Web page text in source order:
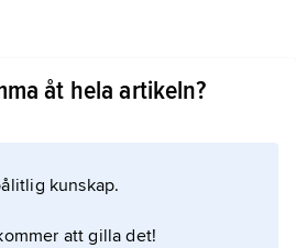
allt Norge men även i
åt hela artikeln?
kunskap.
att gilla det!